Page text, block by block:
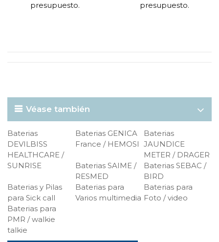
presupuesto.
presupuesto.
Véase también
Baterias
DEVILBISS
HEALTHCARE /
SUNRISE
Baterias GENICA
France / HEMOSI
Baterias
JAUNDICE
METER / DRAGER
Baterias SAIME /
RESMED
Baterias SEBAC /
BIRD
Baterias y Pilas
para Sick call
Baterias para
Varios multimedia
Baterias para
Foto / video
Baterias para
PMR / walkie
talkie